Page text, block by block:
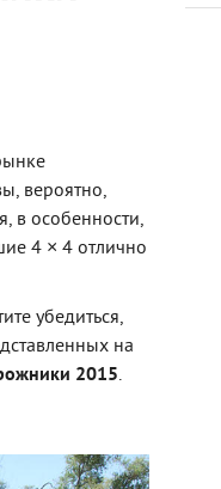
вероятно,
в особенности,
4 × 4 отлично
убедиться,
на
2015.